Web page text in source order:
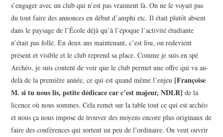
s’engager avec un club qui n’est pas vraiment là. On ne le voyait pas
du tout faire des annonces en début d’amphi etc. Il était plutôt absent
dans le paysage de l’École déjà qu’à l’époque l’activité étudiante
n’était pas folle. En deux ans maintenant, c’est fou, on redevient
présent et visible et le club reprend sa place. Comme je suis en spé
Archéo, je suis content de voir que le club permet une offre qui va au-
delà de la première année, ce qui est quand même l’enjeu [Françoise
M. si tu nous lis, petite dédicace car c’est majeur, NDLR] de la
licence où nous sommes. Cela remet sur la table tout ce qui est archéo
et nous ça nous impose de trouver des moyens encore plus originaux de
faire des conférences qui sortent un peu de l’ordinaire. On veut ouvrir